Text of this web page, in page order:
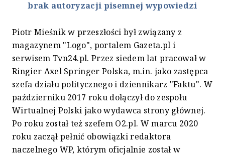
brak autoryzacji pisemnej wypowiedzi
Piotr Mieśnik w przeszłości był związany z
magazynem "Logo", portalem Gazeta.pl i
serwisem Tvn24.pl. Przez siedem lat pracował w
Ringier Axel Springer Polska, m.in. jako zastępca
szefa działu politycznego i dziennikarz "Faktu". W
październiku 2017 roku dołączył do zespołu
Wirtualnej Polski jako wydawca strony głównej.
Po roku został też szefem O2.pl. W marcu 2020
roku zaczął pełnić obowiązki redaktora
naczelnego WP, którym oficjalnie został w